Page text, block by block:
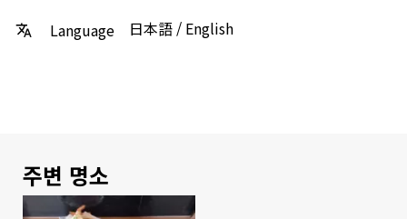
Language 日本語 / English
주변 명소